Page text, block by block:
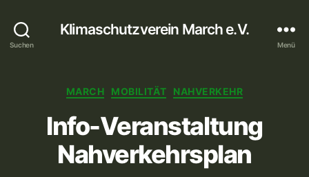
Suchen
Klimaschutzverein March e.V.
Menü
Kategorien
MARCH MOBILITÄT NAHVERKEHR
Info-Veranstaltung
Nahverkehrsplan